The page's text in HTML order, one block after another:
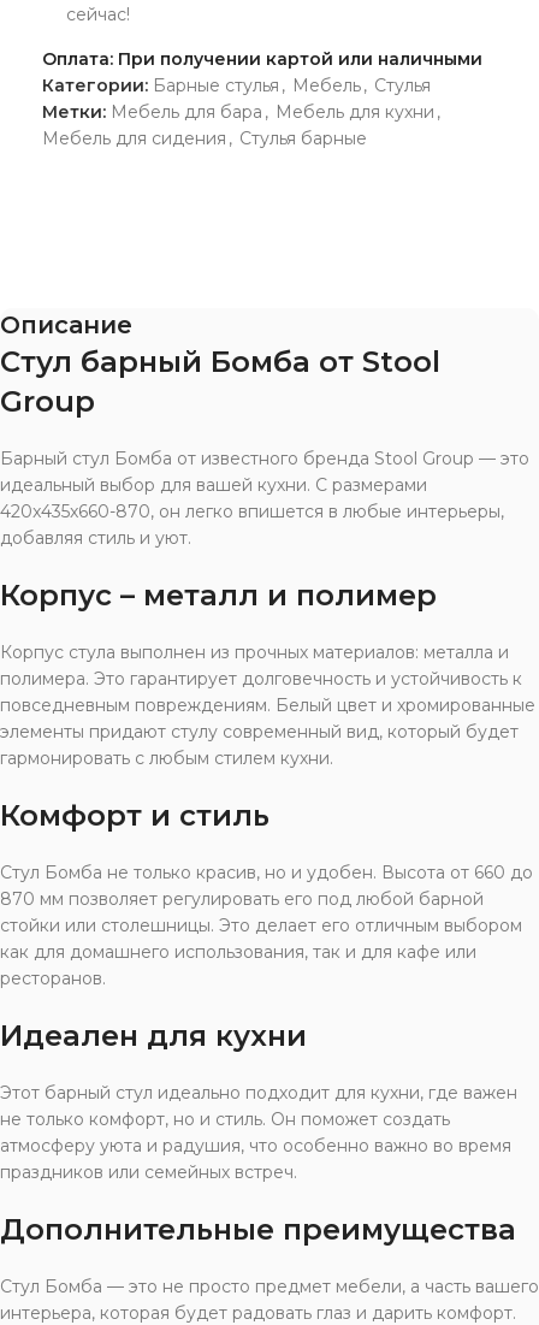
сейчас!
Оплата: При получении картой или наличными
Категории: Барные стулья , Мебель, Стулья
Метки: Мебель для бара , Мебель для кухни ,
Мебель для сидения , Стулья барные
Описание
Стул барный Бомба от Stool
Group
Барный стул Бомба от известного бренда Stool Group — это
идеальный выбор для вашей кухни. С размерами
420x435x660-870, он легко впишется в любые интерьеры,
добавляя стиль и уют.
Корпус – металл и полимер
Корпус стула выполнен из прочных материалов: металла и
полимера. Это гарантирует долговечность и устойчивость к
повседневным повреждениям. Белый цвет и хромированные
элементы придают стулу современный вид, который будет
гармонировать с любым стилем кухни.
Комфорт и стиль
Стул Бомба не только красив, но и удобен. Высота от 660 до
870 мм позволяет регулировать его под любой барной
стойки или столешницы. Это делает его отличным выбором
как для домашнего использования, так и для кафе или
ресторанов.
Идеален для кухни
Этот барный стул идеально подходит для кухни, где важен
не только комфорт, но и стиль. Он поможет создать
атмосферу уюта и радушия, что особенно важно во время
праздников или семейных встреч.
Дополнительные преимущества
Стул Бомба — это не просто предмет мебели, а часть вашего
интерьера, которая будет радовать глаз и дарить комфорт.